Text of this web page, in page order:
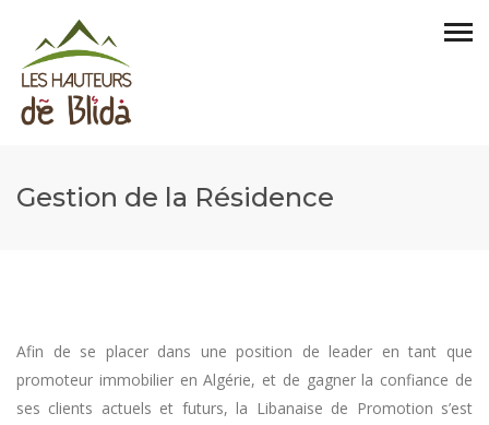
Gestion de la Résidence
Afin de se placer dans une position de leader en tant que
promoteur immobilier en Algérie, et de gagner la confiance de
ses clients actuels et futurs, la Libanaise de Promotion s’est